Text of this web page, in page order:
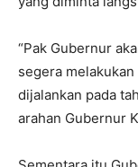
“Pak Gubernur
segera
dijalankan pada
arahan Gubernur